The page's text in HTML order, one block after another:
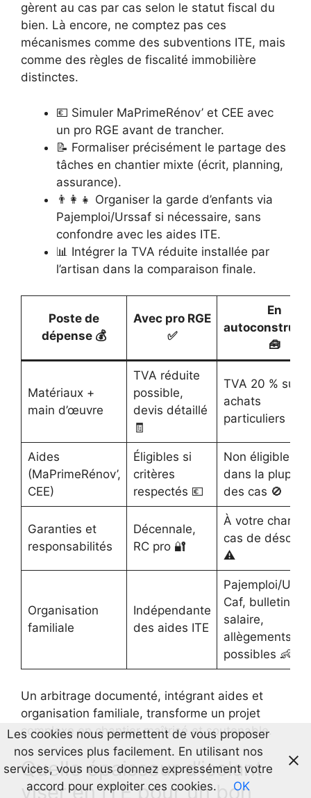
gèrent au cas par cas selon le statut fiscal du
bien. Là encore, ne comptez pas ces
mécanismes comme des subventions ITE, mais
comme des règles de fiscalité immobilière
distinctes.
💶 Simuler MaPrimeRénov’ et CEE avec
un pro RGE avant de trancher.
📝 Formaliser précisément le partage des
tâches en chantier mixte (écrit, planning,
assurance).
👨‍👩‍👧 Organiser la garde d’enfants via
Pajemploi/Urssaf si nécessaire, sans
confondre avec les aides ITE.
📊 Intégrer la TVA réduite installée par
l’artisan dans la comparaison finale.
Poste de
dépense 💰
Avec pro RGE
✅
En
🧰
Matériaux +
main d’œuvre
TVA réduite
possible,
devis détaillé
🧾
TVA 20 % sur
achats
particuliers 🛒
Aides
(MaPrimeRénov’,
CEE)
Éligibles si
critères
respectés 💶
Non éligibles
dans la plupart
des cas 🚫
Garanties et
responsabilités
Décennale,
RC pro 🔐
À votre charge
cas de
⚠️
Organisation
familiale
Indépendante
des aides ITE
Pajemploi/
Caf, bulletin de
salaire,
allègements
possibles 👶
Un arbitrage documenté, intégrant aides et
organisation familiale, transforme un projet
complexe en chantier maîtrisé et soutenable.
Quelle épaisseur d’isolant
viser en ITE pour un bon
Les cookies nous permettent de vous proposer
nos services plus facilement. En utilisant nos
services, vous nous donnez expressément votre
accord pour exploiter ces cookies.
OK